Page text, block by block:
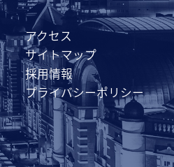
アクセス
サイトマップ
採用情報
プライバシーポリシー